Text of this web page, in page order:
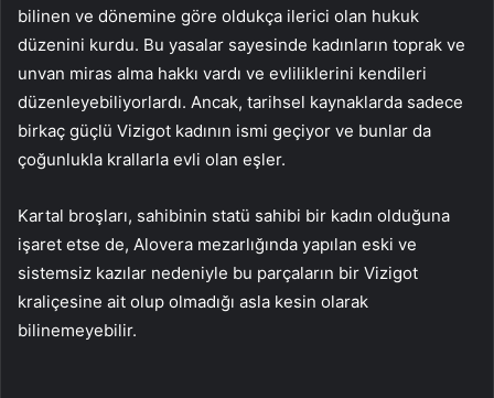
bilinen ve dönemine göre oldukça ilerici olan hukuk
düzenini kurdu. Bu yasalar sayesinde kadınların toprak ve
unvan miras alma hakkı vardı ve evliliklerini kendileri
düzenleyebiliyorlardı. Ancak, tarihsel kaynaklarda sadece
birkaç güçlü Vizigot kadının ismi geçiyor ve bunlar da
çoğunlukla krallarla evli olan eşler.
Kartal broşları, sahibinin statü sahibi bir kadın olduğuna
işaret etse de, Alovera mezarlığında yapılan eski ve
sistemsiz kazılar nedeniyle bu parçaların bir Vizigot
kraliçesine ait olup olmadığı asla kesin olarak
bilinemeyebilir.